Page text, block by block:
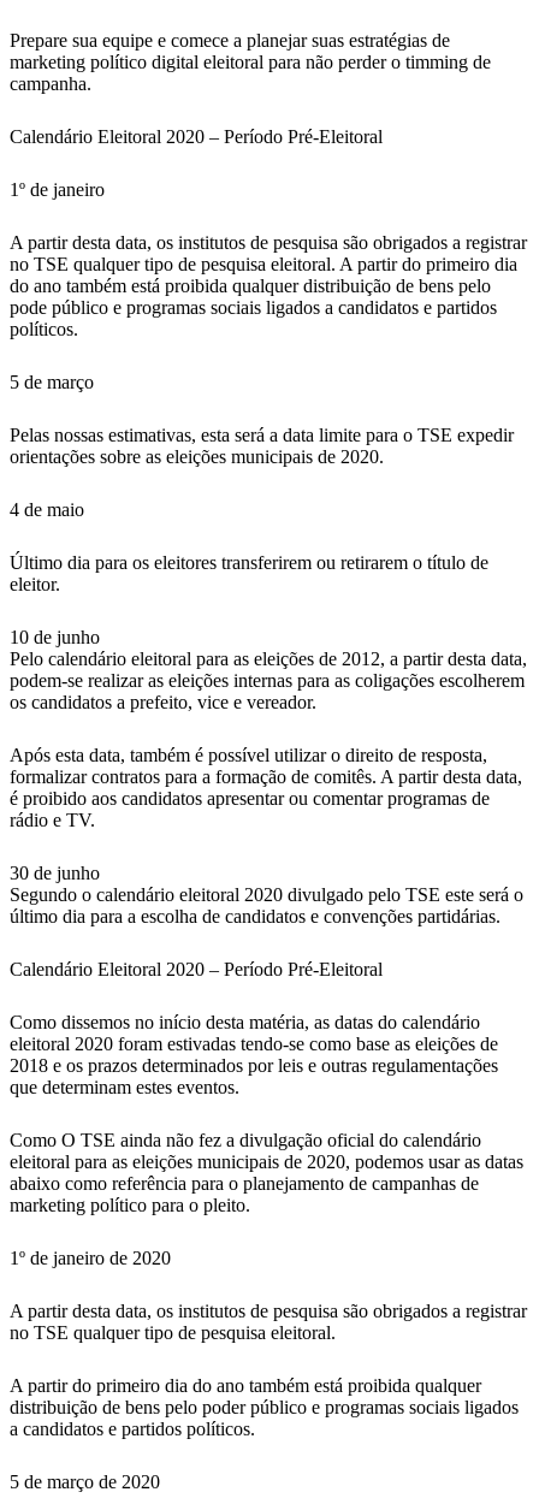
Prepare sua equipe e comece a planejar suas estratégias de
marketing político digital eleitoral para não perder o timming de
campanha.
Calendário Eleitoral 2020 – Período Pré-Eleitoral
1º de janeiro
A partir desta data, os institutos de pesquisa são obrigados a registrar
no TSE qualquer tipo de pesquisa eleitoral. A partir do primeiro dia
do ano também está proibida qualquer distribuição de bens pelo
pode público e programas sociais ligados a candidatos e partidos
políticos.
5 de março
Pelas nossas estimativas, esta será a data limite para o TSE expedir
orientações sobre as eleições municipais de 2020.
4 de maio
Último dia para os eleitores transferirem ou retirarem o título de
eleitor.
10 de junho
Pelo calendário eleitoral para as eleições de 2012, a partir desta data,
podem-se realizar as eleições internas para as coligações escolherem
os candidatos a prefeito, vice e vereador.
Após esta data, também é possível utilizar o direito de resposta,
formalizar contratos para a formação de comitês. A partir desta data,
é proibido aos candidatos apresentar ou comentar programas de
rádio e TV.
30 de junho
Segundo o calendário eleitoral 2020 divulgado pelo TSE este será o
último dia para a escolha de candidatos e convenções partidárias.
Calendário Eleitoral 2020 – Período Pré-Eleitoral
Como dissemos no início desta matéria, as datas do calendário
eleitoral 2020 foram estivadas tendo-se como base as eleições de
2018 e os prazos determinados por leis e outras regulamentações
que determinam estes eventos.
Como O TSE ainda não fez a divulgação oficial do calendário
eleitoral para as eleições municipais de 2020, podemos usar as datas
abaixo como referência para o planejamento de campanhas de
marketing político para o pleito.
1º de janeiro de 2020
A partir desta data, os institutos de pesquisa são obrigados a registrar
no TSE qualquer tipo de pesquisa eleitoral.
A partir do primeiro dia do ano também está proibida qualquer
distribuição de bens pelo poder público e programas sociais ligados
a candidatos e partidos políticos.
5 de março de 2020